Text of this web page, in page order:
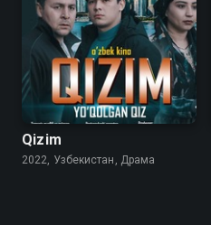
Qizim
2022, Узбекистан, Драма